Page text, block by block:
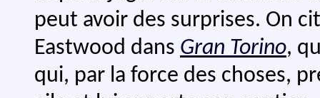
peut avoir des surprises. On
Eastwood dans Gran Torino,
qui, par la force des choses,